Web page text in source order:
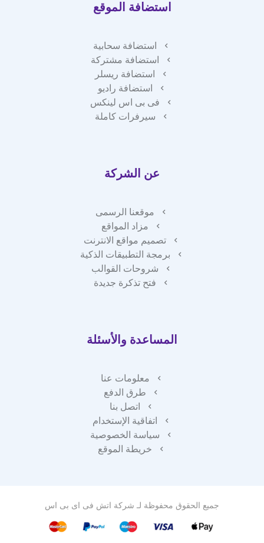
استضافة الموقع
استضافة سحابية
استضافة مشتركة
استضافة ريسلر
استضافة راديو
فى بى اس لينكس
سيرفرات كاملة
عن الشركة
موقعنا الرسمى
مزاد المواقع
تصميم مواقع الانترنت
برمجة التطبيقات الذكية
شروحات القوالب
فتح تذكرة جديدة
المساعدة والأسئلة
معلومات عنا
طرق الدفع
اتصل بنا
اتفاقية الإستخدام
سياسة الخصوصية
خريطة الموقع
جميع الحقوق محفوظة لـ شركة اتش فى اى بى اس